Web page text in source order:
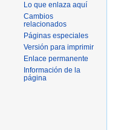
Lo que enlaza aquí
Cambios
relacionados
Páginas especiales
Versión para imprimir
Enlace permanente
Información de la
página